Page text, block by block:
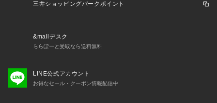
三井ショッピングパークポイント
&mallデスク
ららぽーと受取なら送料無料
LINE公式アカウント
お得なセール・クーポン情報配信中